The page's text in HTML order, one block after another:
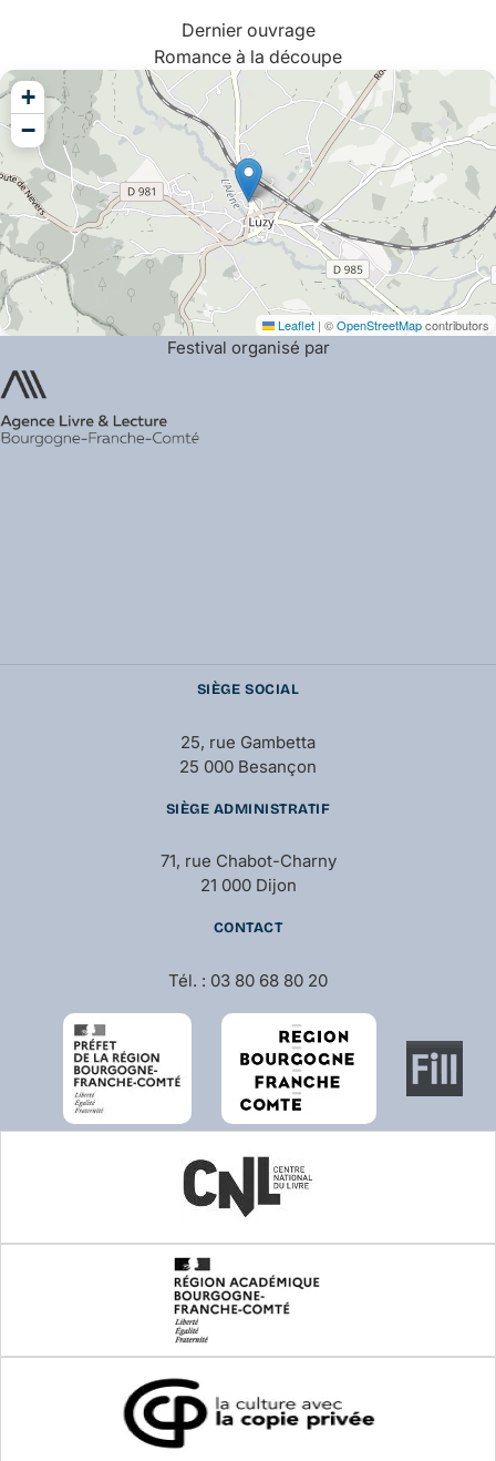
Dernier ouvrage
Romance à la découpe
+
−
Leaflet | ©OpenStreetMapcontributors
Festival organisé par
SIÈGE SOCIAL
25, rue Gambetta
25 000 Besançon
SIÈGE ADMINISTRATIF
71, rue Chabot-Charny
21 000 Dijon
CONTACT
Tél. : 03 80 68 80 20